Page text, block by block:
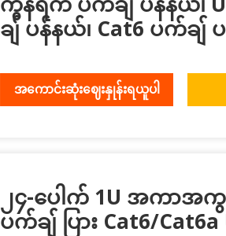
ချ် ပန်နယ်၊ Cat6 ပက်ချ်
အကောင်းဆုံးဈေးနှုန်းရယူပါ
၂၄-ပေါက် 1U အကာ
ပက်ချ် ပြား Cat6/Cat6a